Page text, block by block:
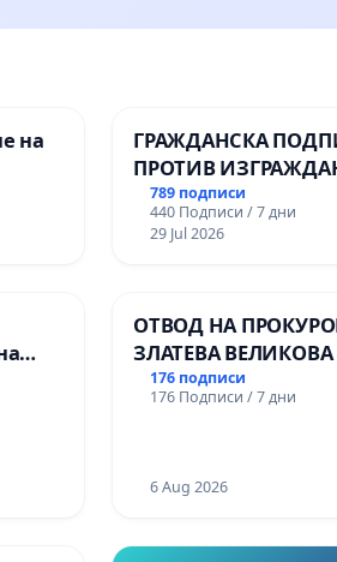
на
по
ГРАЖДАНСКА
ПРОТИВ
ВЪЖЕНА ЛИНИЯ
ТЕРИТОРИЯТА НА
ЗАБЕЛЕЖИТЕЛНОСТ
789 подписи
440 Подписи / 7 дни
29 Jul 2026
ОТВОД НА
ЗЛАТЕВА ВЕЛИКОВА
ДОБРИЧ
176 подписи
176 Подписи / 7 дни
6 Aug 2026